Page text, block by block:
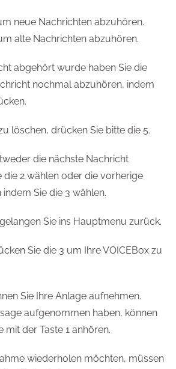
neue Nachrichten abzuhören.
alte Nachrichten abzuhören.
abgehört wurde haben Sie die
nochmal abzuhören, indem
löschen, drücken Sie bitte die 5.
die nächste Nachricht
die 2 wählen oder die vorherige
Sie die 3 wählen.
Sie ins Hauptmenu zurück.
Sie die 3 um Ihre VOICEBox zu
Sie Ihre Anlage aufnehmen.
aufgenommen haben, können
mit der Taste 1 anhören.
wiederholen möchten, müssen